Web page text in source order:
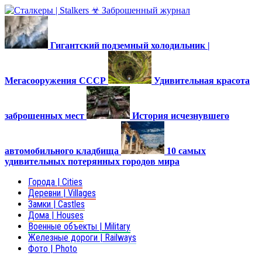
Гигантский подземный холодильник |
Мегасооружения СССР Удивительная красота
заброшенных мест История исчезнувшего
автомобильного кладбища
10 самых
удивительных потерянных городов мира
Города | Cities
Деревни | Villages
Замки | Castles
Дома | Houses
Военные объекты | Military
Железные дороги | Railways
Фото | Photo